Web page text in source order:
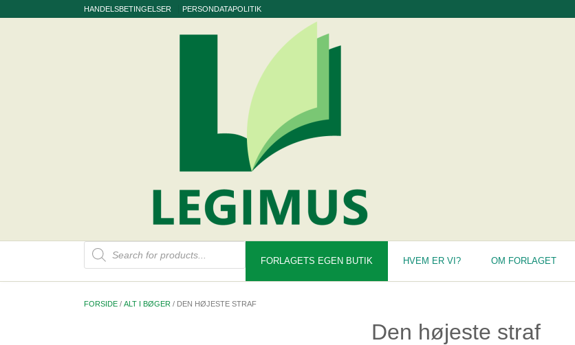
to
HANDELSBETINGELSER PERSONDATAPOLITIK
Products
search
FORLAGETS EGEN BUTIK HVEM ER VI? OM FORLAGET
FORSIDE / ALT I BØGER / DEN HØJESTE STRAF
Den højeste straf